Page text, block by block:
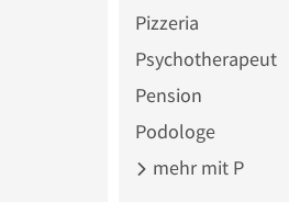
Pizzeria
Psychotherapeut
Pension
Podologe
mehr mit P